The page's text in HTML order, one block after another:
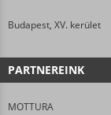
Budapest, XV. kerület
PARTNEREINK
MOTTURA